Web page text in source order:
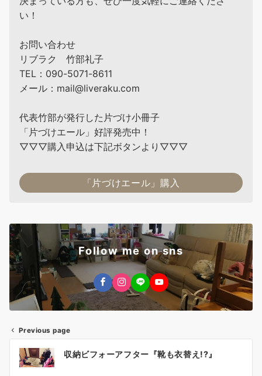
い！
お問い合わせ
リブラク 竹部礼子
TEL：090-5071-8611
メール：mail@liveraku.com
代表竹部が発行した片づけ小冊子
「片づけエール」好評発売中！
▽▽▽購入申込は下記ボタンより▽▽▽
「片づけエール」購入
Follow me on sns
投
稿
Previous page
収納ビフォーアフター『靴も衣替え!?』